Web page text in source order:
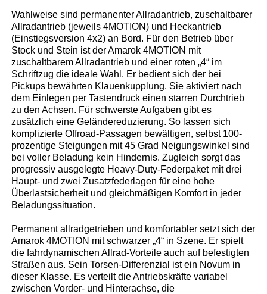
Wahlweise sind permanenter Allradantrieb, zuschaltbarer
Allradantrieb (jeweils 4MOTION) und Heckantrieb
(Einstiegsversion 4x2) an Bord. Für den Betrieb über
Stock und Stein ist der Amarok 4MOTION mit
zuschaltbarem Allradantrieb und einer roten „4“ im
Schriftzug die ideale Wahl. Er bedient sich der bei
Pickups bewährten Klauenkupplung. Sie aktiviert nach
dem Einlegen per Tastendruck einen starren Durchtrieb
zu den Achsen. Für schwerste Aufgaben gibt es
zusätzlich eine Geländereduzierung. So lassen sich
komplizierte Offroad-Passagen bewältigen, selbst 100-
prozentige Steigungen mit 45 Grad Neigungswinkel sind
bei voller Beladung kein Hindernis. Zugleich sorgt das
progressiv ausgelegte Heavy-Duty-Federpaket mit drei
Haupt- und zwei Zusatzfederlagen für eine hohe
Überlastsicherheit und gleichmäßigen Komfort in jeder
Beladungssituation.
Permanent allradgetrieben und komfortabler setzt sich der
Amarok 4MOTION mit schwarzer „4“ in Szene. Er spielt
die fahrdynamischen Allrad-Vorteile auch auf befestigten
Straßen aus. Sein Torsen-Differenzial ist ein Novum in
dieser Klasse. Es verteilt die Antriebskräfte variabel
zwischen Vorder- und Hinterachse, die